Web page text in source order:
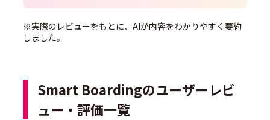
※実際のレビューをもとに、AIが内容をわかりやすく要約
しました。
Smart Boardingのユーザーレビ
ュー・評価一覧